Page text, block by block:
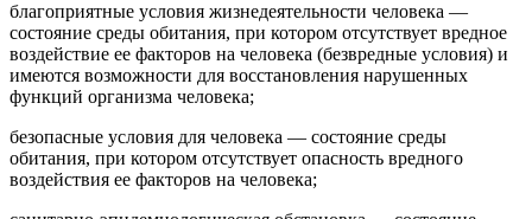
благоприятные условия жизнедеятельности человека —
состояние среды обитания, при котором отсутствует вредное
воздействие ее факторов на человека (безвредные условия) и
имеются возможности для восстановления нарушенных
функций организма человека;
безопасные условия для человека — состояние среды
обитания, при котором отсутствует опасность вредного
воздействия ее факторов на человека;